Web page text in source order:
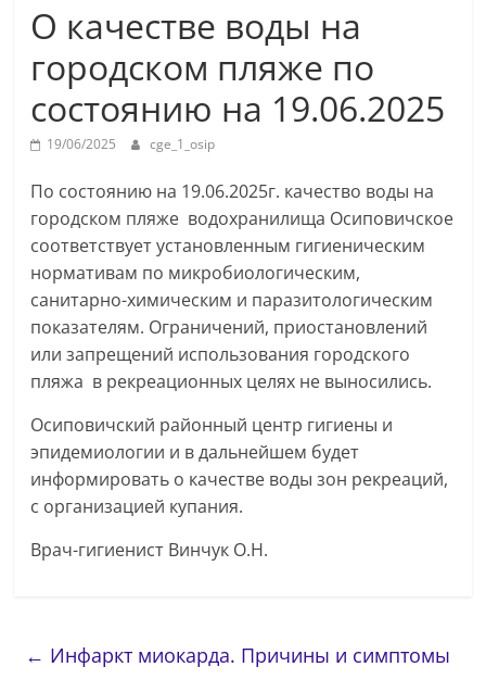
О качестве воды на
городском пляже по
состоянию на 19.06.2025
19/06/2025 cge_1_osip
По состоянию на 19.06.2025г. качество воды на
городском пляже водохранилища Осиповичское
соответствует установленным гигиеническим
нормативам по микробиологическим,
санитарно-химическим и паразитологическим
показателям. Ограничений, приостановлений
или запрещений использования городского
пляжа в рекреационных целях не выносились.
Осиповичский районный центр гигиены и
эпидемиологии и в дальнейшем будет
информировать о качестве воды зон рекреаций,
с организацией купания.
Врач-гигиенист Винчук О.Н.
← Инфаркт миокарда. Причины и симптомы